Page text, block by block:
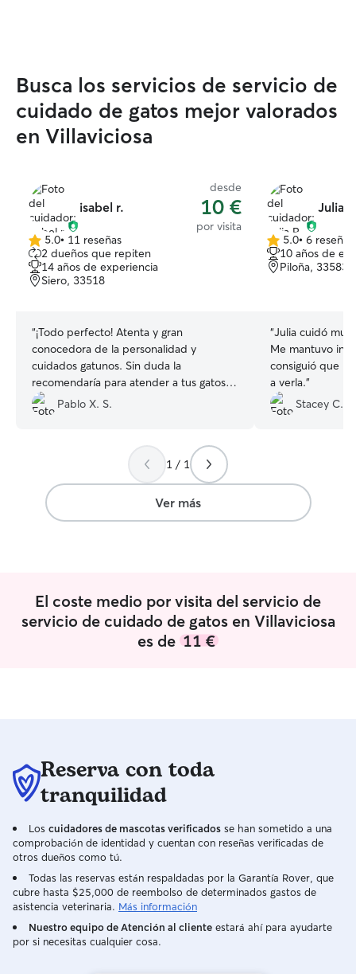
Busca los servicios de servicio de
cuidado de gatos mejor valorados
en Villaviciosa
isabel r.
desde
10 €
por visita
5.0
de
5
estrellas
5.0• 11 reseñas
2 dueños que repiten
14 años de experiencia
Siero, 33518
“¡Todo perfecto! Atenta y gran
conocedora de la personalidad y
cuidados gatunos. Sin duda la
recomendaría para atender a tus gatos
durante tus ausencias.
Pablo X. S.
Julia
5.0
de
5
5.0• 6 reseñas
10 años de
Piloña, 33583
“Julia cuidó
Me mantuvo
consiguió que
a verla.”
Stacey C.
1 / 1
Ver más
El coste medio por visita del servicio de
servicio de cuidado de gatos en Villaviciosa
es de 11 €
Reserva con toda
tranquilidad
Los cuidadores de mascotas verificados se han sometido a una
comprobación de identidad y cuentan con reseñas verificadas de
otros dueños como tú.
Todas las reservas están respaldadas por la Garantía Rover, que
cubre hasta $25,000 de reembolso de determinados gastos de
asistencia veterinaria. Más información
Nuestro equipo de Atención al cliente estará ahí para ayudarte
por si necesitas cualquier cosa.